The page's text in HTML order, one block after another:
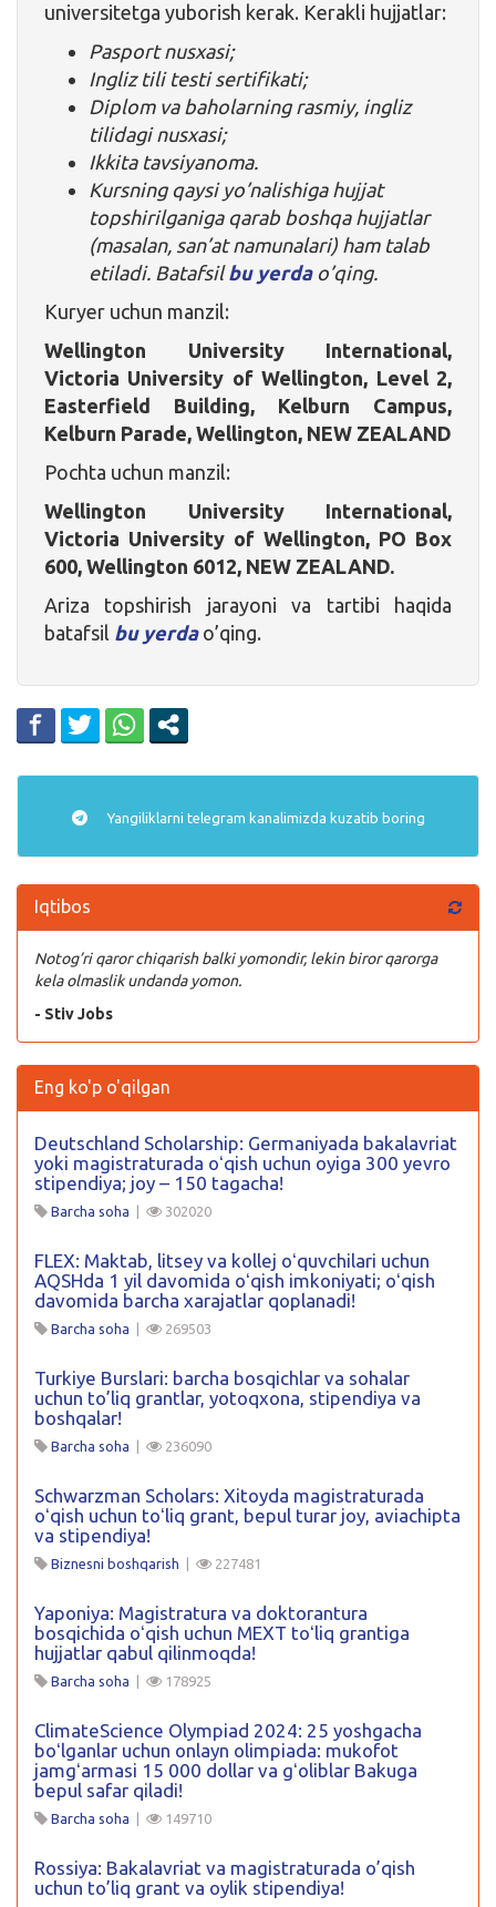
universitetga yuborish kerak. Kerakli hujjatlar:
Pasport nusxasi;
Ingliz tili testi sertifikati;
Diplom va baholarning rasmiy, ingliz
tilidagi nusxasi;
Ikkita tavsiyanoma.
Kursning qaysi yo’nalishiga hujjat
topshirilganiga qarab boshqa hujjatlar
(masalan, san’at namunalari) ham talab
etiladi. Batafsilbu yerdao’qing.
Kuryer uchun manzil:
Wellington University International,
Victoria University of Wellington, Level 2,
Easterfield Building, Kelburn Campus,
Kelburn Parade, Wellington, NEW ZEALAND
Pochta uchun manzil:
Wellington University International,
Victoria University of Wellington, PO Box
600, Wellington 6012, NEW ZEALAND.
Ariza topshirish jarayoni va tartibi haqida
batafsil bu yerdao’qing.
Yangiliklarni telegram kanalimizda kuzatib boring
Iqtibos
Notog’ri qaror chiqarish balki yomondir, lekin biror qarorga
kela olmaslik undanda yomon.
- Stiv Jobs
Eng ko'p o'qilgan
Deutschland Scholarship: Germaniyada bakalavriat
yoki magistraturada oʻqish uchun oyiga 300 yevro
stipendiya; joy – 150 tagacha!
Barcha soha 302020
FLEX: Maktab, litsey va kollej oʻquvchilari uchun
AQSHda 1 yil davomida oʻqish imkoniyati; oʻqish
davomida barcha xarajatlar qoplanadi!
Barcha soha 269503
Turkiye Burslari: barcha bosqichlar va sohalar
uchun to’liq grantlar, yotoqxona, stipendiya va
boshqalar!
Barcha soha 236090
Schwarzman Scholars: Xitoyda magistraturada
oʻqish uchun toʻliq grant, bepul turar joy, aviachipta
va stipendiya!
Biznesni boshqarish 227481
Yaponiya: Magistratura va doktorantura
bosqichida oʻqish uchun MEXT toʻliq grantiga
hujjatlar qabul qilinmoqda!
Barcha soha 178925
ClimateScience Olympiad 2024: 25 yoshgacha
boʻlganlar uchun onlayn olimpiada: mukofot
jamgʻarmasi 15 000 dollar va gʻoliblar Bakuga
bepul safar qiladi!
Barcha soha 149710
Rossiya: Bakalavriat va magistraturada o’qish
uchun to’liq grant va oylik stipendiya!